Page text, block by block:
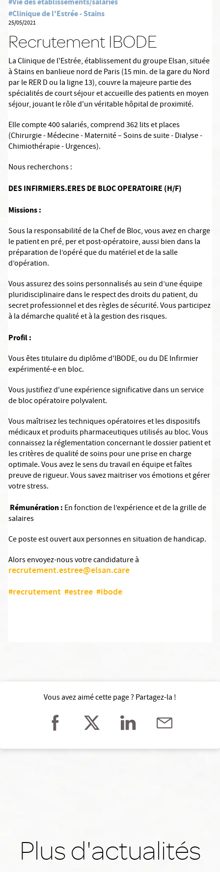
#Clinique de l'Estrée - Stains
25/05/2021
Recrutement IBODE
La Clinique de l'Estrée, établissement du groupe Elsan, située
à Stains en banlieue nord de Paris (15 min. de la gare du Nord
par le RER D ou la ligne 13), couvre la majeure partie des
spécialités de court séjour et accueille des patients en moyen
séjour, jouant le rôle d'un véritable hôpital de proximité.
Elle compte 400 salariés, comprend 362 lits et places
(Chirurgie - Médecine - Maternité – Soins de suite - Dialyse -
Chimiothérapie - Urgences).
Nous recherchons :
DES INFIRMIERS.ERES DE BLOC OPERATOIRE (H/F)
Missions :
Sous la responsabilité de la Chef de Bloc, vous avez en charge
le patient en pré, per et post-opératoire, aussi bien dans la
préparation de l’opéré que du matériel et de la salle
d’opération.
Vous assurez des soins personnalisés au sein d’une équipe
pluridisciplinaire dans le respect des droits du patient, du
secret professionnel et des règles de sécurité. Vous participez
à la démarche qualité et à la gestion des risques.
Profil :
Vous êtes titulaire du diplôme d'IBODE, ou du DE Infirmier
expérimenté-e en bloc.
Vous justifiez d'une expérience significative dans un service
de bloc opératoire polyvalent.
Vous maîtrisez les techniques opératoires et les dispositifs
médicaux et produits pharmaceutiques utilisés au bloc. Vous
connaissez la réglementation concernant le dossier patient et
les critères de qualité de soins pour une prise en charge
optimale. Vous avez le sens du travail en équipe et faîtes
preuve de rigueur. Vous savez maitriser vos émotions et gérer
votre stress.
Rémunération : En fonction de l’expérience et de la grille de
salaires
Ce poste est ouvert aux personnes en situation de handicap.
Alors envoyez-nous votre candidature à
recrutement.estree@elsan.care
#recrutement #estree #ibode
Vous avez aimé cette page ? Partagez-la !
Plus d'actualités